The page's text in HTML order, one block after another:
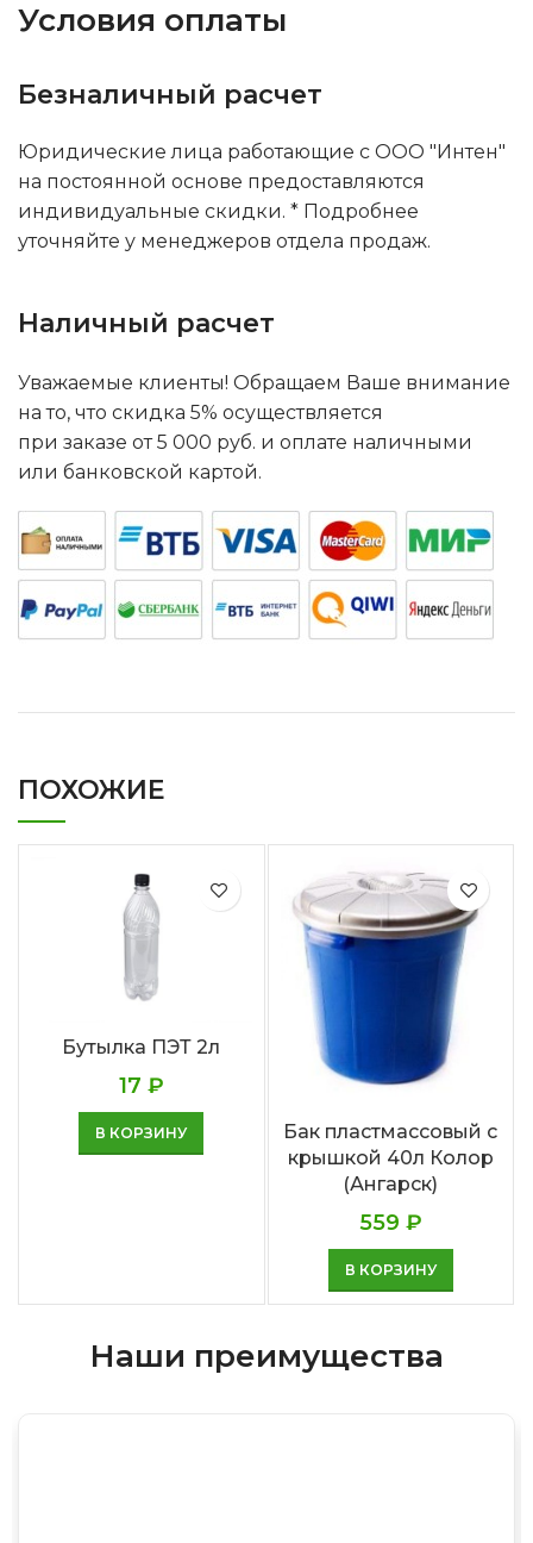
Условия оплаты
Безналичный расчет
Юридические лица работающие с ООО "Интен"
на постоянной основе предоставляются
индивидуальные скидки. * Подробнее
уточняйте у менеджеров отдела продаж.
Наличный расчет
Уважаемые клиенты! Обращаем Ваше внимание
на то, что скидка 5% осуществляется
при заказе от 5 000 руб. и оплате наличными
или банковской картой.
ПОХОЖИЕ
Бутылка ПЭТ 2л
17 ₽
В КОРЗИНУ
Бак пластмассовый с
крышкой 40л Колор
(Ангарск)
559 ₽
В КОРЗИНУ
Наши преимущества